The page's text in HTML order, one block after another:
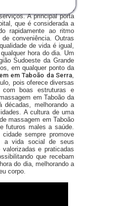
cada um com seu
A principal porta
que é considerada a
rapidamente ao ritmo
conveniência. Outras
de vida é igual,
hora do dia. Um
Sudoeste da Grande
em qualquer ponto da
em Taboão da Serra,
pois oferece diversas
com boas estruturas e
em Taboão da
décadas, melhorando a
A cultura de uma
massagem em Taboão
futuros males a saúde.
sempre promove
a vida social de seus
e praticadas
que recebam
do dia, melhorando a
corpo.